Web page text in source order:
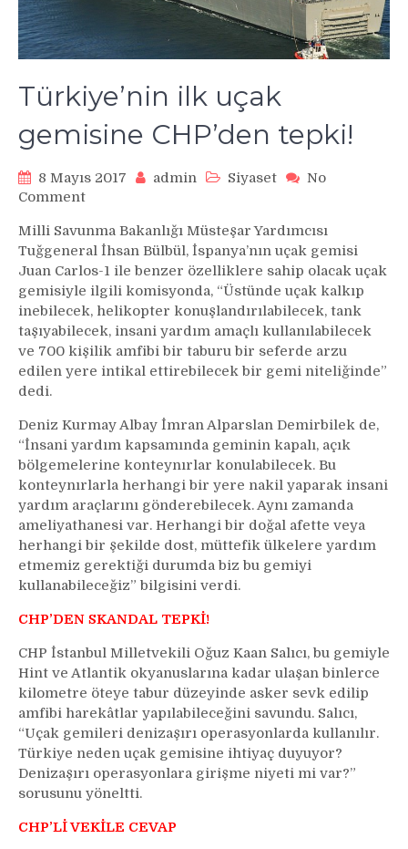
Türkiye’nin ilk uçak
gemisine CHP’den tepki!
8 Mayıs 2017 admin Siyaset
No
Commenton
ilk
uçak
gemisine
CHP’den
tepki!
Milli Savunma Bakanlığı Müsteşar Yardımcısı
Tuğgeneral İhsan Bülbül, İspanya’nın uçak gemisi
Juan Carlos-1 ile benzer özelliklere sahip olacak uçak
gemisiyle ilgili komisyonda, “Üstünde uçak kalkıp
inebilecek, helikopter konuşlandırılabilecek, tank
taşıyabilecek, insani yardım amaçlı kullanılabilecek
ve 700 kişilik amfibi bir taburu bir seferde arzu
edilen yere intikal ettirebilecek bir gemi niteliğinde”
dedi.
Deniz Kurmay Albay İmran Alparslan Demirbilek de,
“İnsani yardım kapsamında geminin kapalı, açık
bölgemelerine konteynırlar konulabilecek. Bu
konteynırlarla herhangi bir yere nakil yaparak insani
yardım araçlarını gönderebilecek. Aynı zamanda
ameliyathanesi var. Herhangi bir doğal afette veya
herhangi bir şekilde dost, müttefik ülkelere yardım
etmemiz gerektiği durumda biz bu gemiyi
kullanabileceğiz” bilgisini verdi.
CHP’DEN SKANDAL TEPKİ!
CHP İstanbul Milletvekili Oğuz Kaan Salıcı, bu gemiyle
Hint ve Atlantik okyanuslarına kadar ulaşan binlerce
kilometre öteye tabur düzeyinde asker sevk edilip
amfibi harekâtlar yapılabileceğini savundu. Salıcı,
“Uçak gemileri denizaşırı operasyonlarda kullanılır.
Türkiye neden uçak gemisine ihtiyaç duyuyor?
Denizaşırı operasyonlara girişme niyeti mi var?”
sorusunu yöneltti.
CHP’Lİ VEKİLE CEVAP